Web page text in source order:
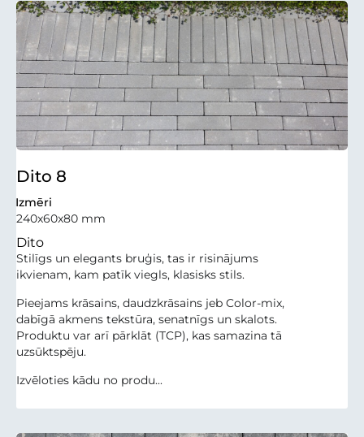
Dito 8
Izmēri
240x60x80 mm
Dito
Stilīgs un elegants bruģis, tas ir risinājums
ikvienam, kam patīk viegls, klasisks stils.
Pieejams krāsains, daudzkrāsains jeb Color-mix,
dabīgā akmens tekstūra, senatnīgs un skalots.
Produktu var arī pārklāt (TCP), kas samazina tā
uzsūktspēju.
Izvēloties kādu no produ...